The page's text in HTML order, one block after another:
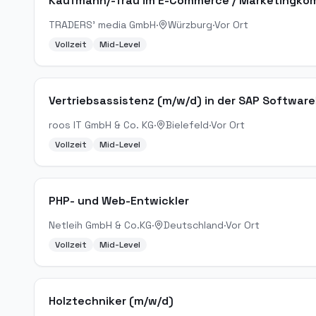
TRADERS' media GmbH· Würzburg·Vor Ort
Vollzeit Mid-Level
Vertriebsassistenz (m/w/d) in der SAP
roos IT GmbH & Co. KG· Bielefeld·Vor Ort
Vollzeit Mid-Level
PHP- und Web-Entwickler
Netleih GmbH & Co.KG· Deutschland·Vor Ort
Vollzeit Mid-Level
Holztechniker (m/w/d)